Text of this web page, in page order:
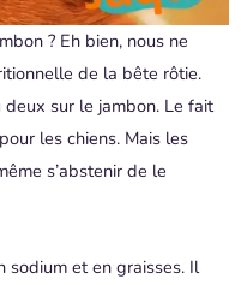
? Eh bien, nous ne
de la bête rôtie.
deux sur le jambon. Le fait
les chiens. Mais les
s’abstenir de le
sodium et en graisses. Il